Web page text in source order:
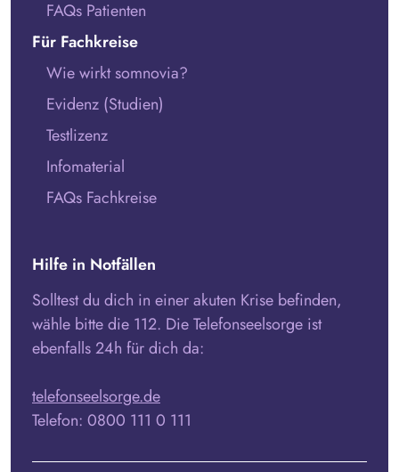
FAQs Patienten
Für Fachkreise
Wie wirkt somnovia?
Evidenz (Studien)
Testlizenz
Infomaterial
FAQs Fachkreise
Hilfe in Notfällen
Solltest du dich in einer akuten Krise befinden,
wähle bitte die 112. Die Telefonseelsorge ist
ebenfalls 24h für dich da:
telefonseelsorge.de
Telefon: 0800 111 0 111